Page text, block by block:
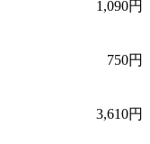
1,090円
750円
3,610円